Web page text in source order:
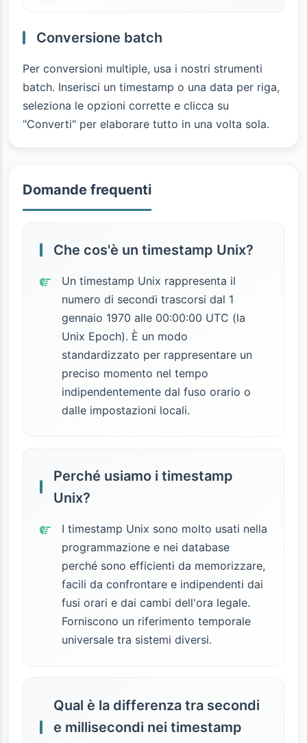
Conversione batch
Per conversioni multiple, usa i nostri strumenti
batch. Inserisci un timestamp o una data per riga,
seleziona le opzioni corrette e clicca su
"Converti" per elaborare tutto in una volta sola.
Domande frequenti
Che cos'è un timestamp Unix?
Un timestamp Unix rappresenta il
numero di secondi trascorsi dal 1
gennaio 1970 alle 00:00:00 UTC (la
Unix Epoch). È un modo
standardizzato per rappresentare un
preciso momento nel tempo
indipendentemente dal fuso orario o
dalle impostazioni locali.
Perché usiamo i timestamp
Unix?
I timestamp Unix sono molto usati nella
programmazione e nei database
perché sono efficienti da memorizzare,
facili da confrontare e indipendenti dai
fusi orari e dai cambi dell'ora legale.
Forniscono un riferimento temporale
universale tra sistemi diversi.
Qual è la differenza tra secondi
e millisecondi nei timestamp